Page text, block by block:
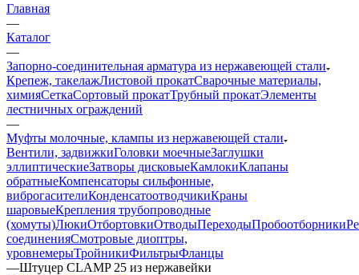
Главная
—
Каталог
—
Запорно-соединительная арматура из нержавеющей стали
Крепеж, такелажЛистовой прокатСварочные материалы,
химияСеткаСортовый прокатТрубный прокатЭлементы
лестничных ограждений
—
Муфты молочные, клампы из нержавеющей стали
Вентили, задвижкиГоловки моечныеЗаглушки
эллиптическиеЗатворы дисковыеКамлокиКлапаны
обратныеКомпенсаторы сильфонные,
виброгасителиКонденсатоотводчикиКраны
шаровыеКрепления трубопроводные
(хомуты)ЛюкиОтбортовкиОтводыПереходыПробоотборники
соединенияСмотровые диоптры,
уровнемерыТройникиФильтрыФланцы
—Штуцер CLAMP 25 из нержавейки